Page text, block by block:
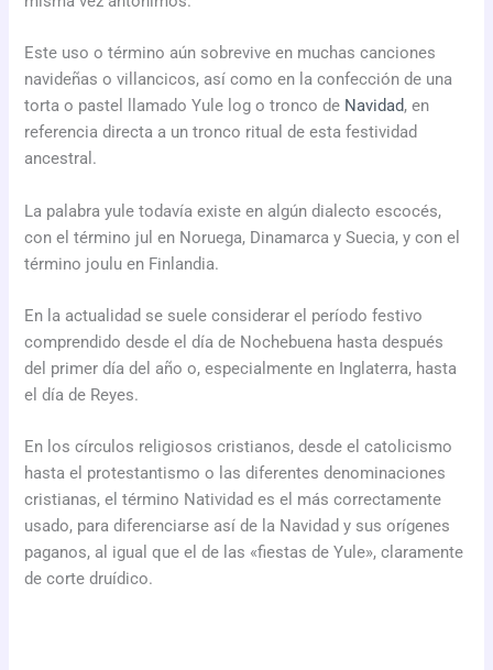
Este uso o término aún sobrevive en muchas canciones
navideñas o villancicos, así como en la confección de una
torta o pastel llamado Yule log o tronco de Navidad, en
referencia directa a un tronco ritual de esta festividad
ancestral.
La palabra yule todavía existe en algún dialecto escocés,
con el término jul en Noruega, Dinamarca y Suecia, y con el
término joulu en Finlandia.
En la actualidad se suele considerar el período festivo
comprendido desde el día de Nochebuena hasta después
del primer día del año o, especialmente en Inglaterra, hasta
el día de Reyes.
En los círculos religiosos cristianos, desde el catolicismo
hasta el protestantismo o las diferentes denominaciones
cristianas, el término Natividad es el más correctamente
usado, para diferenciarse así de la Navidad y sus orígenes
paganos, al igual que el de las «fiestas de Yule», claramente
de corte druídico.